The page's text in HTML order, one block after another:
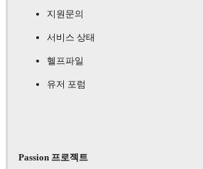
지원문의
서비스 상태
헬프파일
유저 포럼
Passion 프로젝트